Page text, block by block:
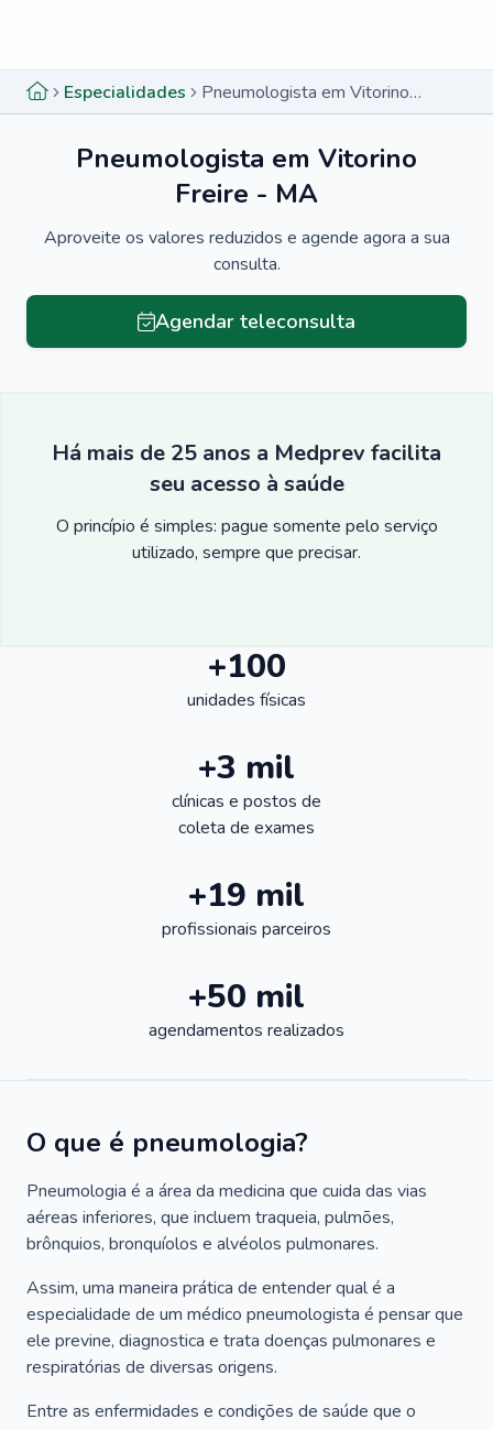
Especialidades Pneumologista em Vitorino Freire - MA
Pneumologista em Vitorino
Freire - MA
Aproveite os valores reduzidos e agende agora a sua
consulta.
Agendar teleconsulta
Há mais de 25 anos a Medprev facilita
seu acesso à saúde
O princípio é simples: pague somente pelo serviço
utilizado, sempre que precisar.
+100
unidades físicas
+3 mil
clínicas e postos de
coleta de exames
+19 mil
profissionais parceiros
+50 mil
agendamentos realizados
O que é pneumologia?
Pneumologia é a área da medicina que cuida das vias
aéreas inferiores, que incluem traqueia, pulmões,
brônquios, bronquíolos e alvéolos pulmonares.
Assim, uma maneira prática de entender qual é a
especialidade de um médico pneumologista é pensar que
ele previne, diagnostica e trata doenças pulmonares e
respiratórias de diversas origens.
Entre as enfermidades e condições de saúde que o